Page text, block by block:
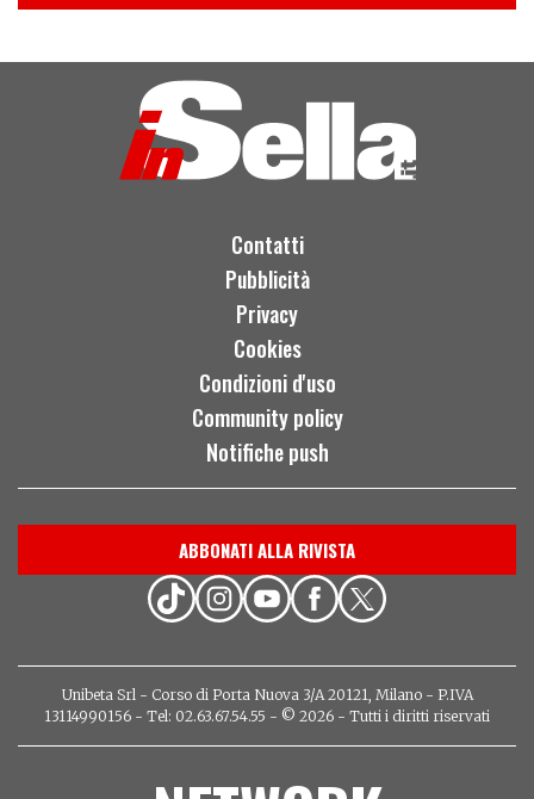
Contatti
Pubblicità
Privacy
Cookies
Condizioni d'uso
Community policy
Notifiche push
ABBONATI ALLA RIVISTA
Unibeta Srl - Corso di Porta Nuova 3/A 20121, Milano - P.IVA
13114990156 - Tel: 02.63.67.54.55 - © 2026 - Tutti i diritti riservati